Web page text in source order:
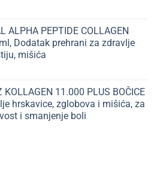
ALPHA PEPTIDE COLLAGEN
Dodatak prehrani za zdravlje
mišića
KOLLAGEN 11.000 PLUS BOČICE
hrskavice, zglobova i mišića, za
i smanjenje boli